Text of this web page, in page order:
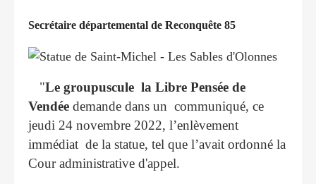
Secrétaire départemental de Reconquête 85
"Le groupuscule la Libre Pensée de
Vendée demande dans un communiqué, ce
jeudi 24 novembre 2022, l’enlèvement
immédiat de la statue, tel que l’avait ordonné la
Cour administrative d'appel.